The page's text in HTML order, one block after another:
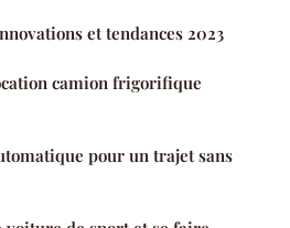
et tendances 2023
camion frigorifique
pour un trajet sans